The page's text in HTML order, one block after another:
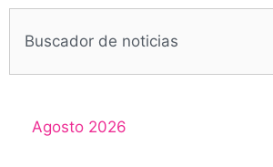
Agosto 2026